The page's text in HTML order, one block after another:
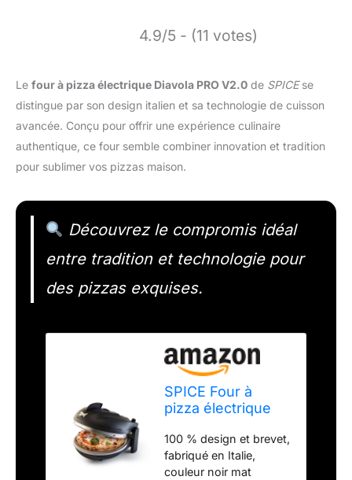
4.9/5 - (11 votes)
Le four à pizza électrique Diavola PRO V2.0 de SPICEse
distingue par son design italien et sa technologie de cuisson
avancée. Conçu pour offrir une expérience culinaire
authentique, ce four semble combiner innovation et tradition
pour sublimer vos pizzas maison.
Découvrez le compromis idéal
entre tradition et technologie pour
des pizzas exquises.
SPICE Four à
pizza électrique
100% design et
brevet fabriqué en
Italie, biscuit de
100 % design et brevet,
fabriqué en Italie,
couleur noir mat